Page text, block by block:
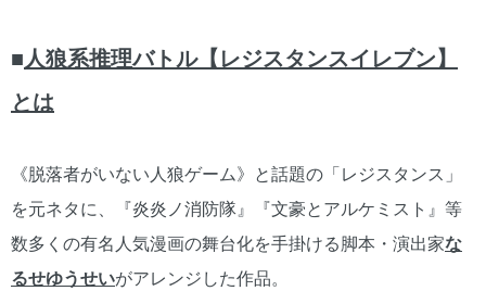
■人狼系推理バトル【レジスタンスイレブン】
とは
《脱落者がいない人狼ゲーム》と話題の「レジスタンス」
を元ネタに、『炎炎ノ消防隊』『文豪とアルケミスト』等
数多くの有名人気漫画の舞台化を手掛ける脚本・演出家な
るせゆうせいがアレンジした作品。